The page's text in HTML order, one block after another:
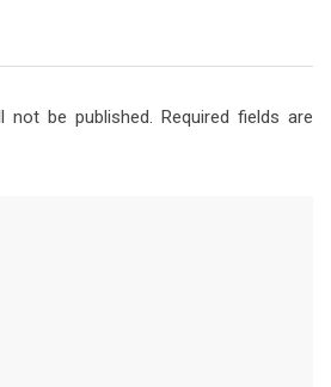
not be published. Required fields are